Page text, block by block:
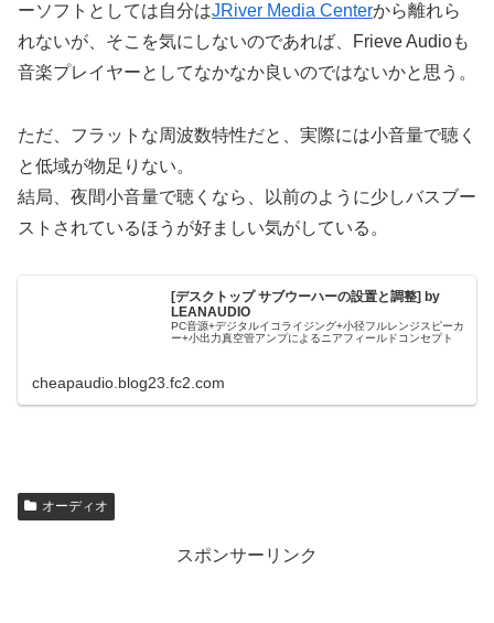
ーソフトとしては自分はJRiver Media Centerから離れら
れないが、そこを気にしないのであれば、Frieve Audioも
音楽プレイヤーとしてなかなか良いのではないかと思う。
ただ、フラットな周波数特性だと、実際には小音量で聴く
と低域が物足りない。
結局、夜間小音量で聴くなら、以前のように少しバスブー
ストされているほうが好ましい気がしている。
[デスクトップ サブウーハーの設置と調整] by
LEANAUDIO
PC音源+デジタルイコライジング+小径フルレンジスピーカ
ー+小出力真空管アンプによるニアフィールドコンセプト
cheapaudio.blog23.fc2.com
オーディオ
スポンサーリンク